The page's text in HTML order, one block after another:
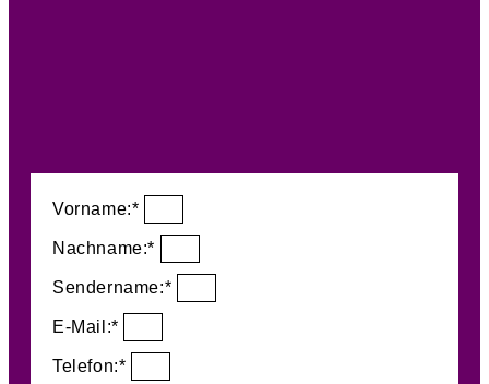
Vorname:*
Nachname:*
Sendername:*
E-Mail:*
Telefon:*